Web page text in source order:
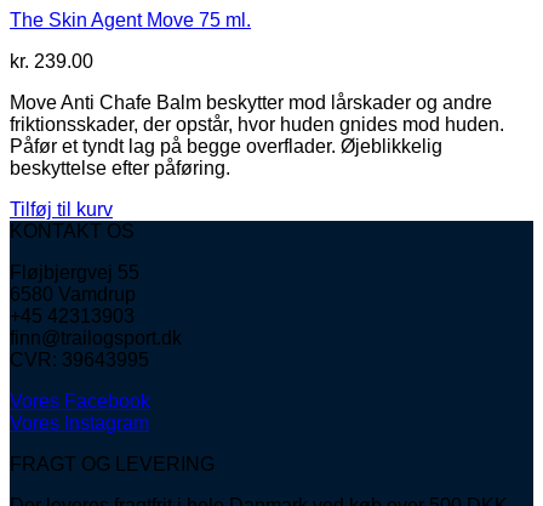
The Skin Agent Move 75 ml.
kr. 239.00
Move Anti Chafe Balm beskytter mod lårskader og andre
friktionsskader, der opstår, hvor huden gnides mod huden.
Påfør et tyndt lag på begge overflader. Øjeblikkelig
beskyttelse efter påføring.
Tilføj til kurv
KONTAKT OS
Fløjbjergvej 55
6580 Vamdrup
+45 42313903
finn@trailogsport.dk
CVR: 39643995
Vores Facebook
Vores Instagram
FRAGT OG LEVERING